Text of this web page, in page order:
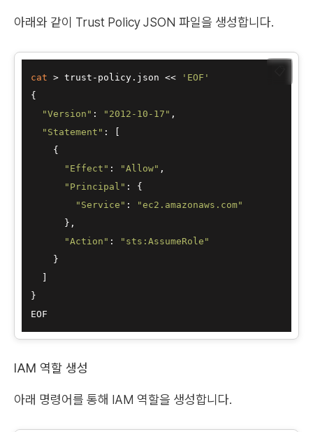
아래와 같이 Trust Policy JSON 파일을 생성합니다.
cat > trust-policy.json <<
'EOF'
{
"Version" : "2012-10-17" ,
"Statement" : [
    {
"Effect" : "Allow" ,
"Principal" : {
"Service" :
"ec2.amazonaws.com"
      },
"Action" :
"sts:AssumeRole"
    }
  ]
}
IAM 역할 생성
아래 명령어를 통해 IAM 역할을 생성합니다.